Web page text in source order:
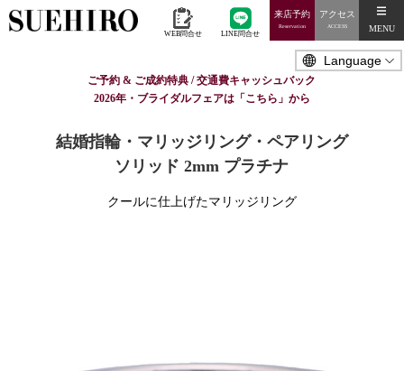
WEB問合せ LINE問合せ
来店予約
Reservation
アクセス
ACCESS MENU
ご予約 & ご成約特典 / 交通費キャッシュバック
2026年・ブライダルフェアは「こちら」から
結婚指輪・マリッジリング・ペアリング
ソリッド 2mm プラチナ
クールに仕上げたマリッジリング